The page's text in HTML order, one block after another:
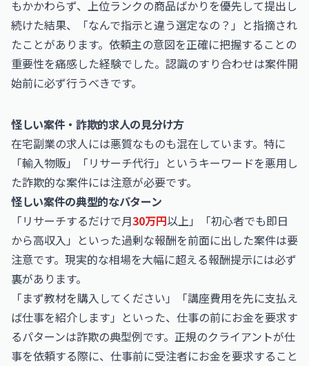
もかかわらず、上位ランクの商品ばかりを優先して提出し
続けた結果、「なんで指示と違う選定なの？」と指摘され
たことがあります。依頼主の意図を正確に把握することの
重要性を痛感した経験でした。認識のすり合わせは案件開
始前に必ず行うべきです。
怪しい案件・詐欺的求人の見分け方
在宅副業の求人には悪質なものも混在しています。特に
「輸入物販」「リサーチ代行」というキーワードを悪用し
た詐欺的な案件には注意が必要です。
怪しい案件の典型的なパターン
「リサーチするだけで月30万円以上」「初心者でも即日
から高収入」といった過剰な報酬を前面に出した案件は要
注意です。現実的な相場を大幅に超える報酬提示には必ず
裏があります。
「まず教材を購入してください」「講座費用を先に支払え
ば仕事を紹介します」といった、仕事の前にお金を要求す
るパターンは詐欺の典型例です。正規のクライアントが仕
事を依頼する際に、仕事前に受注者にお金を要求すること